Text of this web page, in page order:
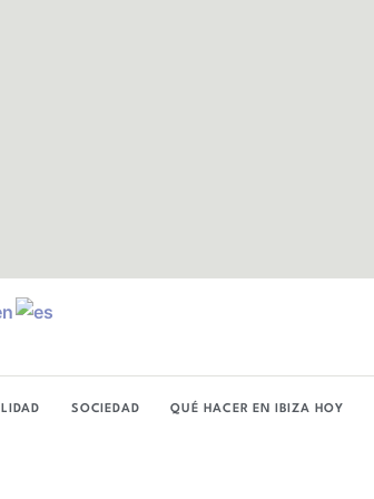
SOCIEDAD QUÉ HACER EN IBIZA HOY